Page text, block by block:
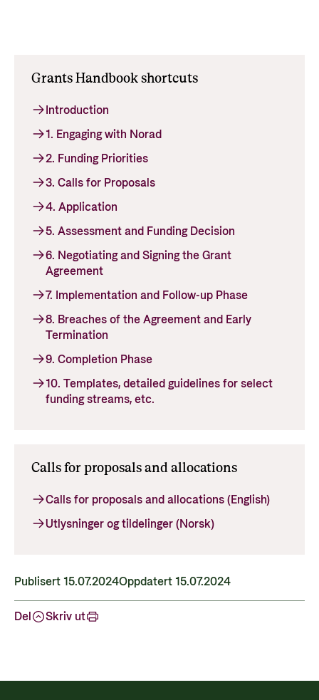
Grants Handbook shortcuts
Introduction
1. Engaging with Norad
2. Funding Priorities
3. Calls for Proposals
4. Application
5. Assessment and Funding Decision
6. Negotiating and Signing the Grant
Agreement
7. Implementation and Follow-up Phase
8. Breaches of the Agreement and Early
Termination
9. Completion Phase
10. Templates, detailed guidelines for select
funding streams, etc.
Calls for proposals and allocations
Calls for proposals and allocations (English)
Utlysninger og tildelinger (Norsk)
Publisert 15.07.2024Oppdatert 15.07.2024
Del Skriv ut